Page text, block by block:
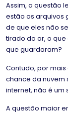
Assim, a questão
estão os arquivos
de que eles não
tirado do ar, o
que guardaram?
Contudo, por
chance da nuvem
internet, não é
A questão maior